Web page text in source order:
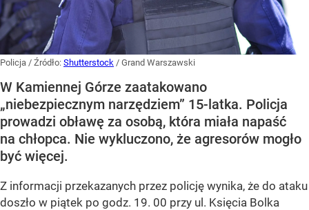
Policja / Źródło: Shutterstock / Grand Warszawski
W Kamiennej Górze zaatakowano
„niebezpiecznym narzędziem” 15-latka. Policja
prowadzi obławę za osobą, która miała napaść
na chłopca. Nie wykluczono, że agresorów mogło
być więcej.
Z informacji przekazanych przez policję wynika, że do ataku
doszło w piątek po godz. 19. 00 przy ul. Księcia Bolka